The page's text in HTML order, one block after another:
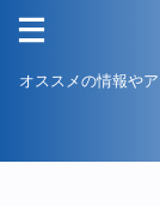
オススメの情報や